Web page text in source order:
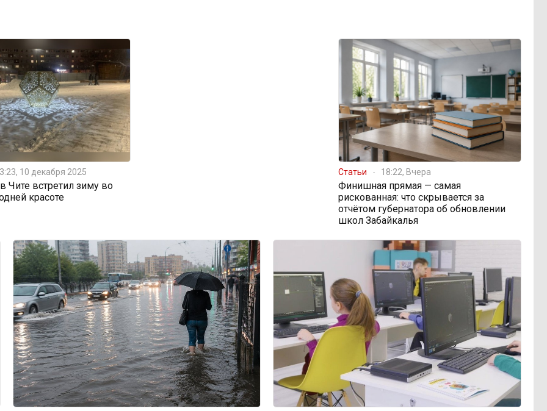
10 декабря 2025
встретил зиму во
красоте
Статьи 18:22, Вчера
Финишная прямая — самая
рискованная: что скрывается за
отчётом губернатора об обновлении
школ Забайкалья